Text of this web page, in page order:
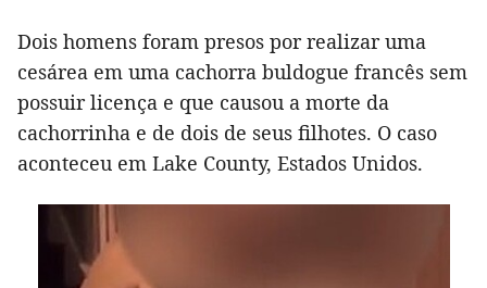
Dois homens foram presos por realizar uma
cesárea em uma cachorra buldogue francês sem
possuir licença e que causou a morte da
cachorrinha e de dois de seus filhotes. O caso
aconteceu em Lake County, Estados Unidos.